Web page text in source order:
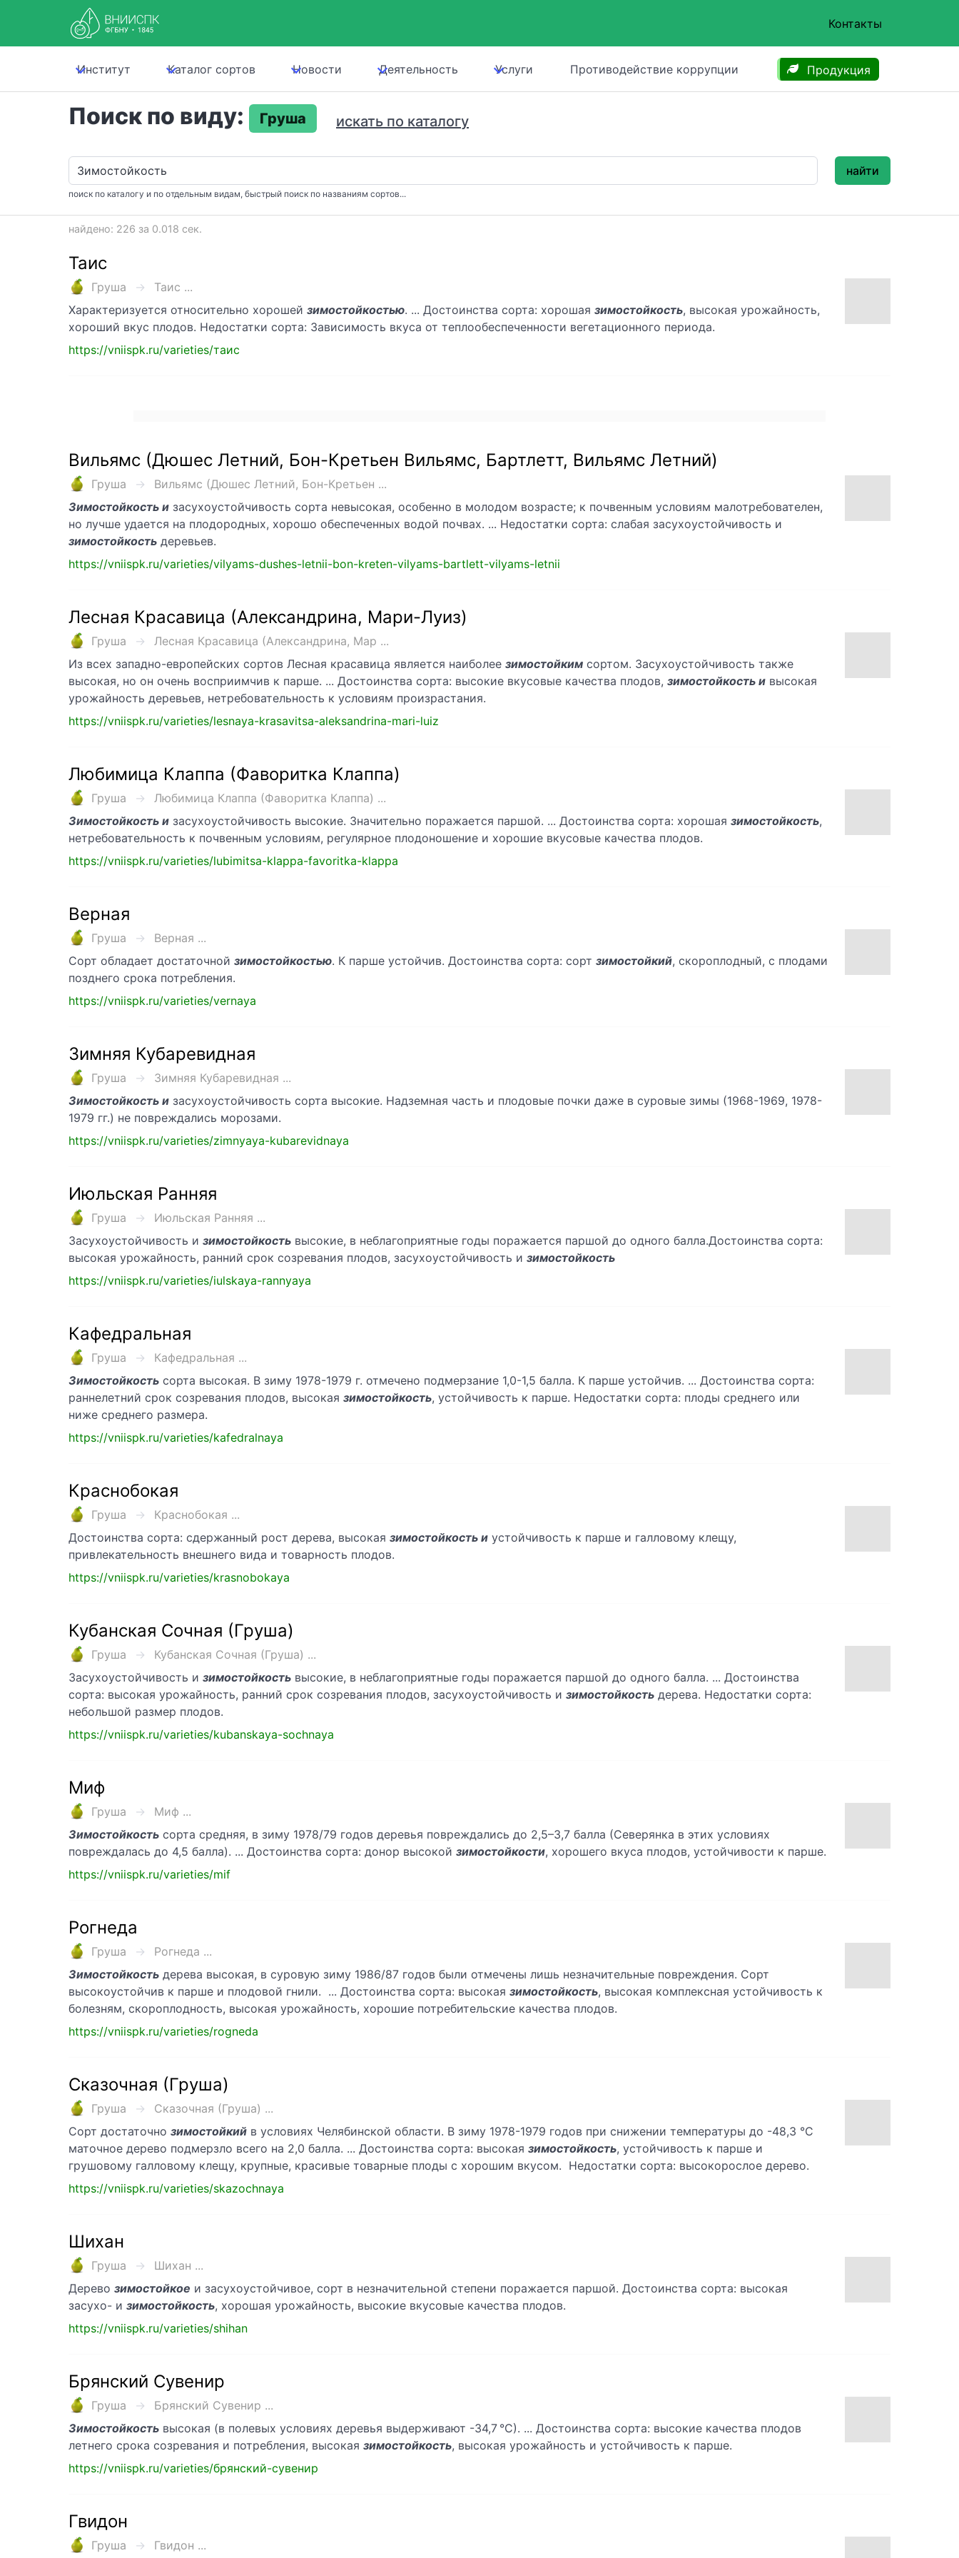
Контакты
Институт Каталог сортов Новости Деятельность Услуги Противодействие коррупции Продукция
Поиск по виду: Груша искать по каталогу
поиск по каталогу и по отдельным видам, быстрый поиск по названиям сортов...
найти
найдено: 226 за 0.018 сек.
Таис
Груша
Таис ...
Характеризуется относительно хорошей зимостойкостью. ... Достоинства сорта: хорошая зимостойкость, высокая урожайность,
хороший вкус плодов. Недостатки сорта: Зависимость вкуса от теплообеспеченности вегетационного периода.
https://vniispk.ru/varieties/таис
Вильямс (Дюшес Летний, Бон-Кретьен Вильямс, Бартлетт, Вильямс Летний)
Груша
Вильямс (Дюшес Летний, Бон-Кретьен ...
Зимостойкость и засухоустойчивость сорта невысокая, особенно в молодом возрасте; к почвенным условиям малотребователен,
но лучше удается на плодородных, хорошо обеспеченных водой почвах. ... Недостатки сорта: слабая засухоустойчивость и
зимостойкость деревьев.
https://vniispk.ru/varieties/vilyams-dushes-letnii-bon-kreten-vilyams-bartlett-vilyams-letnii
Лесная Красавица (Александрина, Мари-Луиз)
Груша
Лесная Красавица (Александрина, Мар ...
Из всех западно-европейских сортов Лесная красавица является наиболее зимостойким сортом. Засухоустойчивость также
высокая, но он очень восприимчив к парше. ... Достоинства сорта: высокие вкусовые качества плодов, зимостойкость и высокая
урожайность деревьев, нетребовательность к условиям произрастания.
https://vniispk.ru/varieties/lesnaya-krasavitsa-aleksandrina-mari-luiz
Любимица Клаппа (Фаворитка Клаппа)
Груша
Любимица Клаппа (Фаворитка Клаппа) ...
Зимостойкость и засухоустойчивость высокие. Значительно поражается паршой. ... Достоинства сорта: хорошая зимостойкость,
нетребовательность к почвенным условиям, регулярное плодоношение и хорошие вкусовые качества плодов.
https://vniispk.ru/varieties/lubimitsa-klappa-favoritka-klappa
Верная
Груша
Верная ...
Сорт обладает достаточной зимостойкостью. К парше устойчив. Достоинства сорта: сорт зимостойкий, скороплодный, с плодами
позднего срока потребления.
https://vniispk.ru/varieties/vernaya
Зимняя Кубаревидная
Груша
Зимняя Кубаревидная ...
Зимостойкость и засухоустойчивость сорта высокие. Надземная часть и плодовые почки даже в суровые зимы (1968-1969, 1978-
1979 гг.) не повреждались морозами.
https://vniispk.ru/varieties/zimnyaya-kubarevidnaya
Июльская Ранняя
Груша
Июльская Ранняя ...
Засухоустойчивость и зимостойкость высокие, в неблагоприятные годы поражается паршой до одного балла.Достоинства сорта:
высокая урожайность, ранний срок созревания плодов, засухоустойчивость и зимостойкость
https://vniispk.ru/varieties/iulskaya-rannyaya
Кафедральная
Груша
Кафедральная ...
Зимостойкость сорта высокая. В зиму 1978-1979 г. отмечено подмерзание 1,0-1,5 балла. К парше устойчив. ... Достоинства сорта:
раннелетний срок созревания плодов, высокая зимостойкость, устойчивость к парше. Недостатки сорта: плоды среднего или
ниже среднего размера.
https://vniispk.ru/varieties/kafedralnaya
Краснобокая
Груша
Краснобокая ...
Достоинства сорта: сдержанный рост дерева, высокая зимостойкость и устойчивость к парше и галловому клещу,
привлекательность внешнего вида и товарность плодов.
https://vniispk.ru/varieties/krasnobokaya
Кубанская Сочная (Груша)
Груша
Кубанская Сочная (Груша) ...
Засухоустойчивость и зимостойкость высокие, в неблагоприятные годы поражается паршой до одного балла. ... Достоинства
сорта: высокая урожайность, ранний срок созревания плодов, засухоустойчивость и зимостойкость дерева. Недостатки сорта:
небольшой размер плодов.
https://vniispk.ru/varieties/kubanskaya-sochnaya
Миф
Груша
Миф ...
Зимостойкость сорта средняя, в зиму 1978/79 годов деревья повреждались до 2,5–3,7 балла (Северянка в этих условиях
повреждалась до 4,5 балла). ... Достоинства сорта: донор высокой зимостойкости, хорошего вкуса плодов, устойчивости к парше.
https://vniispk.ru/varieties/mif
Рогнеда
Груша
Рогнеда ...
Зимостойкость дерева высокая, в суровую зиму 1986/87 годов были отмечены лишь незначительные повреждения. Сорт
высокоустойчив к парше и плодовой гнили. ... Достоинства сорта: высокая зимостойкость, высокая комплексная устойчивость к
болезням, скороплодность, высокая урожайность, хорошие потребительские качества плодов.
https://vniispk.ru/varieties/rogneda
Сказочная (Груша)
Груша
Сказочная (Груша) ...
Сорт достаточно зимостойкий в условиях Челябинской области. В зиму 1978-1979 годов при снижении температуры до -48,3 °С
маточное дерево подмерзло всего на 2,0 балла. ... Достоинства сорта: высокая зимостойкость, устойчивость к парше и
грушовому галловому клещу, крупные, красивые товарные плоды с хорошим вкусом. Недостатки сорта: высокорослое дерево.
https://vniispk.ru/varieties/skazochnaya
Шихан
Груша
Шихан ...
Дерево зимостойкое и засухоустойчивое, сорт в незначительной степени поражается паршой. Достоинства сорта: высокая
засухо- и зимостойкость, хорошая урожайность, высокие вкусовые качества плодов.
https://vniispk.ru/varieties/shihan
Брянский Сувенир
Груша
Брянский Сувенир ...
Зимостойкость высокая (в полевых условиях деревья выдерживают -34,7 °С). ... Достоинства сорта: высокие качества плодов
летнего срока созревания и потребления, высокая зимостойкость, высокая урожайность и устойчивость к парше.
https://vniispk.ru/varieties/брянский-сувенир
Гвидон
Груша Гвидон ...